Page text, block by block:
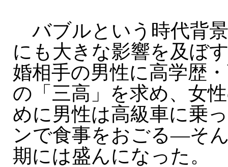
バブルという時代背
にも大きな影響を及ぼ
婚相手の男性に高学歴
の「三高」を求め、女
めに男性は高級車に乗
ンで食事をおごる—そ
期には盛んになった。